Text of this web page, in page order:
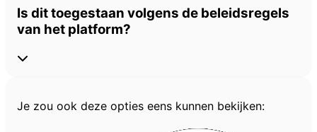
Is dit toegestaan volgens de beleidsregels
van het platform?
Je zou ook deze opties eens kunnen bekijken: